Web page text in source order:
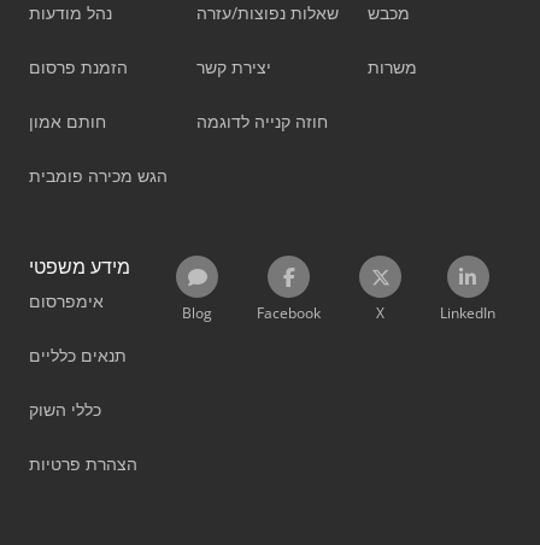
נהל מודעות
הזמנת פרסום
חותם אמון
הגש מכירה פומבית
שאלות נפוצות/עזרה
יצירת קשר
חוזה קנייה לדוגמה
מכבש
משרות
מידע משפטי
אימפרסום
תנאים כלליים
כללי השוק
הצהרת פרטיות
Blog Facebook X LinkedIn